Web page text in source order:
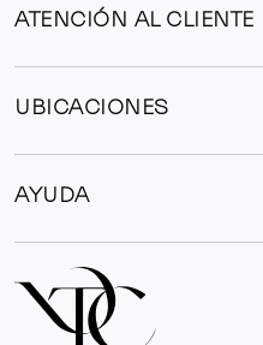
ATENCIÓN AL CLIENTE
UBICACIONES
AYUDA